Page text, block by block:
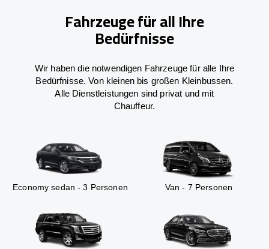
Fahrzeuge für all Ihre
Bedürfnisse
Wir haben die notwendigen Fahrzeuge für alle Ihre
Bedürfnisse. Von kleinen bis großen Kleinbussen.
Alle Dienstleistungen sind privat und mit
Chauffeur.
Economy sedan - 3 Personen Van - 7 Personen